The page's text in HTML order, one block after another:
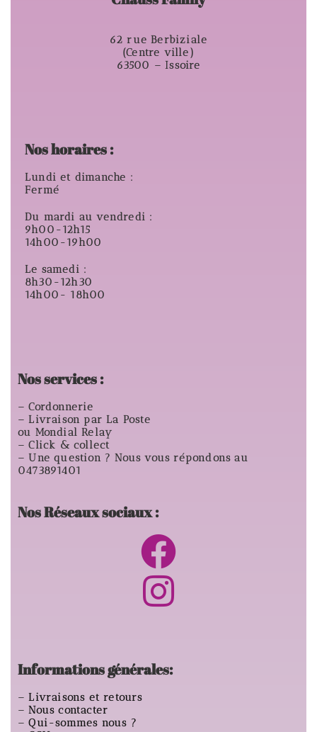
62 rue Berbiziale
(Centre ville)
63500 – Issoire
Nos horaires :
Lundi et dimanche :
Fermé
Du mardi au vendredi :
9h00-12h15
14h00-19h00
Le samedi :
8h30-12h30
14h00- 18h00
Nos services :
– Cordonnerie
– Livraison par La Poste
ou Mondial Relay
– Click & collect
– Une question ? Nous vous répondons au
0473891401
Nos Réseaux sociaux :
Informations générales:
–Livraisons et retours
–Nous contacter
–Qui-sommes nous ?